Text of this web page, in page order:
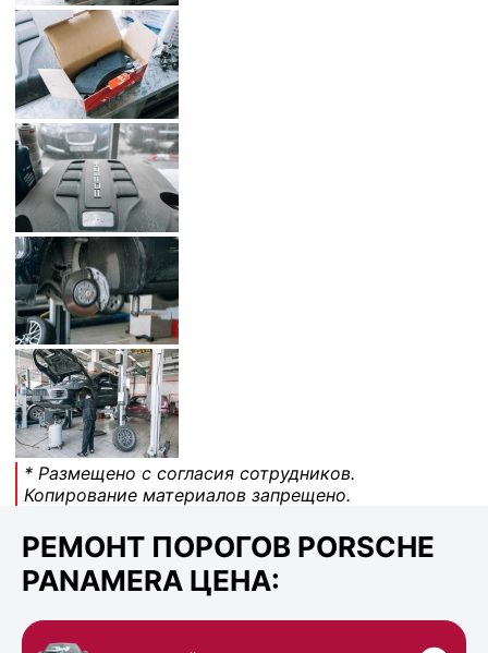
* Размещено с согласия сотрудников.
Копирование материалов запрещено.
РЕМОНТ ПОРОГОВ PORSCHE
PANAMERA ЦЕНА: